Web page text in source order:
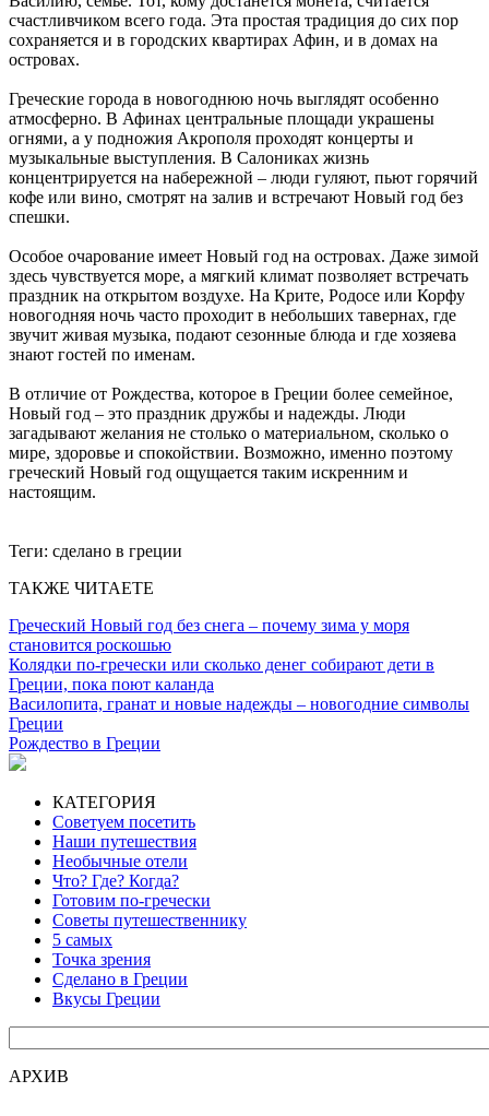
счастливчиком всего года. Эта простая традиция до сих пор
сохраняется и в городских квартирах Афин, и в домах на
островах.
Греческие города в новогоднюю ночь выглядят особенно
атмосферно. В Афинах центральные площади украшены
огнями, а у подножия Акрополя проходят концерты и
музыкальные выступления. В Салониках жизнь
концентрируется на набережной – люди гуляют, пьют горячий
кофе или вино, смотрят на залив и встречают Новый год без
спешки.
Особое очарование имеет Новый год на островах. Даже зимой
здесь чувствуется море, а мягкий климат позволяет встречать
праздник на открытом воздухе. На Крите, Родосе или Корфу
новогодняя ночь часто проходит в небольших тавернах, где
звучит живая музыка, подают сезонные блюда и где хозяева
знают гостей по именам.
В отличие от Рождества, которое в Греции более семейное,
Новый год – это праздник дружбы и надежды. Люди
загадывают желания не столько о материальном, сколько о
мире, здоровье и спокойствии. Возможно, именно поэтому
греческий Новый год ощущается таким искренним и
настоящим.
Теги: сделано в греции
ТАКЖЕ ЧИТАЕТЕ
Греческий Новый год без снега – почему зима у моря
становится роскошью
Колядки по-гречески или сколько денег собирают дети в
Греции, пока поют каланда
Василопита, гранат и новые надежды – новогодние символы
Греции
Рождество в Греции
КАТЕГОРИЯ
Советуем посетить
Наши путешествия
Необычные отели
Что? Где? Когда?
Готовим по-гречески
Советы путешественнику
5 самых
Точка зрения
Сделано в Греции
Вкусы Греции
АРХИВ